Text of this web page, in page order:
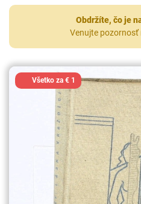
Obdržíte, čo je
Venujte pozornosť
Všetko za € 1